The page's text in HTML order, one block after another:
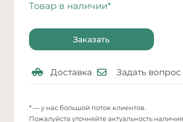
Товар в наличии*
Заказать
Доставка Задать вопрос
* — у нас большой поток клиентов.
Пожалуйста уточняйте актуальность наличия